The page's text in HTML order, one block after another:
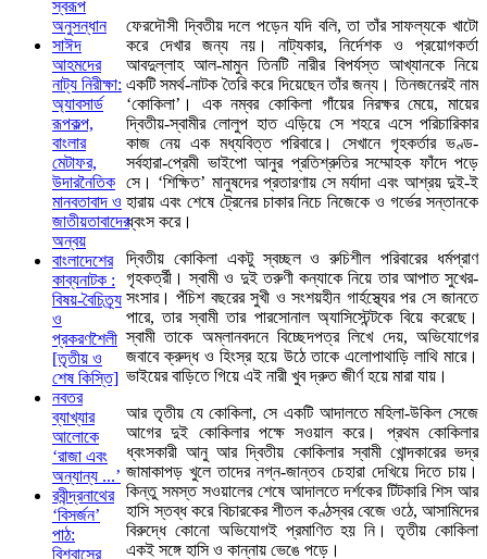
ফেরদৌসী দ্বিতীয় দলে পড়েন যদি বলি, তা তাঁর সাফল্যকে খাটো
করে দেখার জন্য নয়। নাট্যকার, নির্দেশক ও প্রয়োগকর্তা
আবদুল্লাহ আল-মামুন তিনটি নারীর বিপর্যস্ত আখ্যানকে নিয়ে
একটি সমর্থ-নাটক তৈরি করে দিয়েছেন তাঁর জন্য। তিনজনেরই নাম
‘কোকিলা’। এক নম্বর কোকিলা গাঁয়ের নিরক্ষর মেয়ে, মায়ের
দ্বিতীয়-স্বামীর লোলুপ হাত এড়িয়ে সে শহরে এসে পরিচারিকার
কাজ নেয় এক মধ্যবিত্ত পরিবারে। সেখানে গৃহকর্তার ভণ্ড-
সর্বহারা-প্রেমী ভাইপো আনুর প্রতিশ্রুতির সম্মোহক ফাঁদে পড়ে
সে। ‘শিক্ষিত’ মানুষদের প্রতারণায় সে মর্যাদা এবং আশ্রয় দুই-ই
হারায় এবং শেষে ট্রেনের চাকার নিচে নিজেকে ও গর্ভের সন্তানকে
ধ্বংস করে।
দ্বিতীয় কোকিলা একটু স্বচ্ছল ও রুচিশীল পরিবারের ধর্মপ্রাণ
গৃহকর্ত্রী। স্বামী ও দুই তরুণী কন্যাকে নিয়ে তার আপাত সুখের-
সংসার। পঁচিশ বছরের সুখী ও সংশয়হীন গার্হস্থ্যের পর সে জানতে
পারে, তার স্বামী তার পারসোনাল অ্যাসিস্টেন্টকে বিয়ে করেছে।
স্বামী তাকে অম্লানবদনে বিচ্ছেদপত্র লিখে দেয়, অভিযোগের
জবাবে ক্রুদ্ধ ও হিংস্র হয়ে উঠে তাকে এলোপাথাড়ি লাথি মারে।
ভাইয়ের বাড়িতে গিয়ে এই নারী খুব দ্রুত জীর্ণ হয়ে মারা যায়।
আর তৃতীয় যে কোকিলা, সে একটি আদালতে মহিলা-উকিল সেজে
আগের দুই কোকিলার পক্ষে সওয়াল করে। প্রথম কোকিলার
ধ্বংসকারী আনু আর দ্বিতীয় কোকিলার স্বামী খোন্দকারের ভদ্র
জামাকাপড় খুলে তাদের নগ্ন-জান্তব চেহারা দেখিয়ে দিতে চায়।
কিন্তু সমস্ত সওয়ালের শেষে আদালতে দর্শকের টিটকারি শিস আর
হাসি স্তব্ধ করে বিচারকের শীতল কণ্ঠস্বর বেজে ওঠে, আসামিদের
বিরুদ্ধে কোনো অভিযোগই প্রমাণিত হয় নি। তৃতীয় কোকিলা
একই সঙ্গে হাসি ও কান্নায় ভেঙে পড়ে।
স্বরূপ
অনুসন্ধান
সাঈদ
আহমদের
নাট্য নিরীক্ষা:
অ্যাবসার্ড
রূপকল্প,
বাংলার
মেটাফর,
উদারনৈতিক
মানবতাবাদ ও
জাতীয়তাবাদের
অন্বয়
বাংলাদেশের
কাব্যনাটক :
বিষয়-বৈচিত্র্য
ও
প্রকরণশৈলী
[তৃতীয় ও
শেষ কিস্তি]
নবতর
ব্যাখ্যার
আলোকে
‘রাজা এবং
অন্যান্য ...’
রবীন্দ্রনাথের
‘বিসর্জন’
পাঠ:
বিশ্বাসের